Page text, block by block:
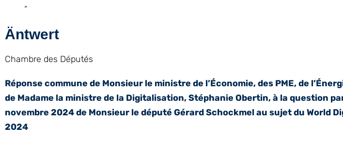
“
Äntwert
Chambre des Députés
Réponse commune de Monsieur le ministre de l’Économie, des PME, de
de Madame la ministre de la Digitalisation, Stéphanie Obertin, à la question
novembre 2024 de Monsieur le député Gérard Schockmel au sujet du World
2024